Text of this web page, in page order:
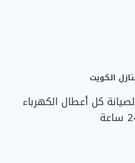
الكويت
كل أعطال الكهرباء